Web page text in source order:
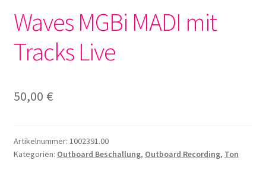
Waves MGBi MADI mit
Tracks Live
50,00 €
Artikelnummer: 1002391.00
Kategorien: Outboard Beschallung, Outboard Recording, Ton